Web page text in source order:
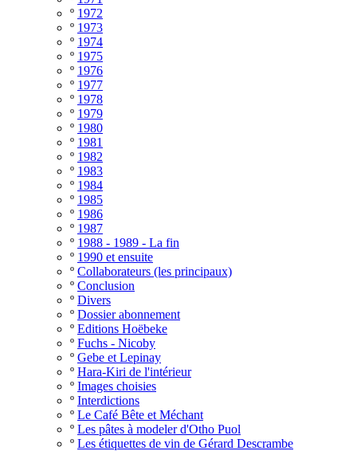
º 1972
º 1973
º 1974
º 1975
º 1976
º 1977
º 1978
º 1979
º 1980
º 1981
º 1982
º 1983
º 1984
º 1985
º 1986
º 1987
º 1988 - 1989 - La fin
º 1990 et ensuite
º Collaborateurs (les principaux)
º Conclusion
º Divers
º Dossier abonnement
º Editions Hoëbeke
º Fuchs - Nicoby
º Gebe et Lepinay
º Hara-Kiri de l'intérieur
º Images choisies
º Interdictions
º Le Café Bête et Méchant
º Les pâtes à modeler d'Otho Puol
º Les étiquettes de vin de Gérard Descrambe